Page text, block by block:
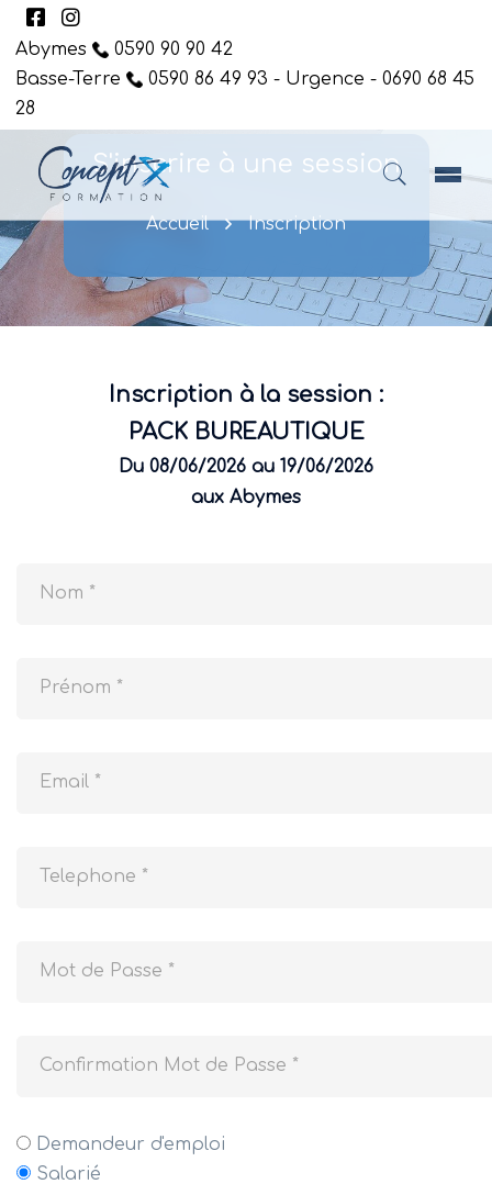
Abymes
0590 90 90 42
Basse-Terre
0590 86 49 93 - Urgence - 0690 68 45
28
S'inscrire à une session
Accueil Inscription
Inscription à la session :
PACK BUREAUTIQUE
Du 08/06/2026 au 19/06/2026
aux Abymes
Demandeur d'emploi
Salarié